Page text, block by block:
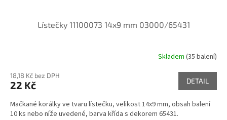
Lístečky 11100073 14x9 mm 03000/65431
Skladem (35 balení)
18,18 Kč bez DPH
22 Kč DETAIL
Mačkané korálky ve tvaru lístečku, velikost 14x9 mm, obsah balení
10 ks nebo níže uvedené, barva křída s dekorem 65431.